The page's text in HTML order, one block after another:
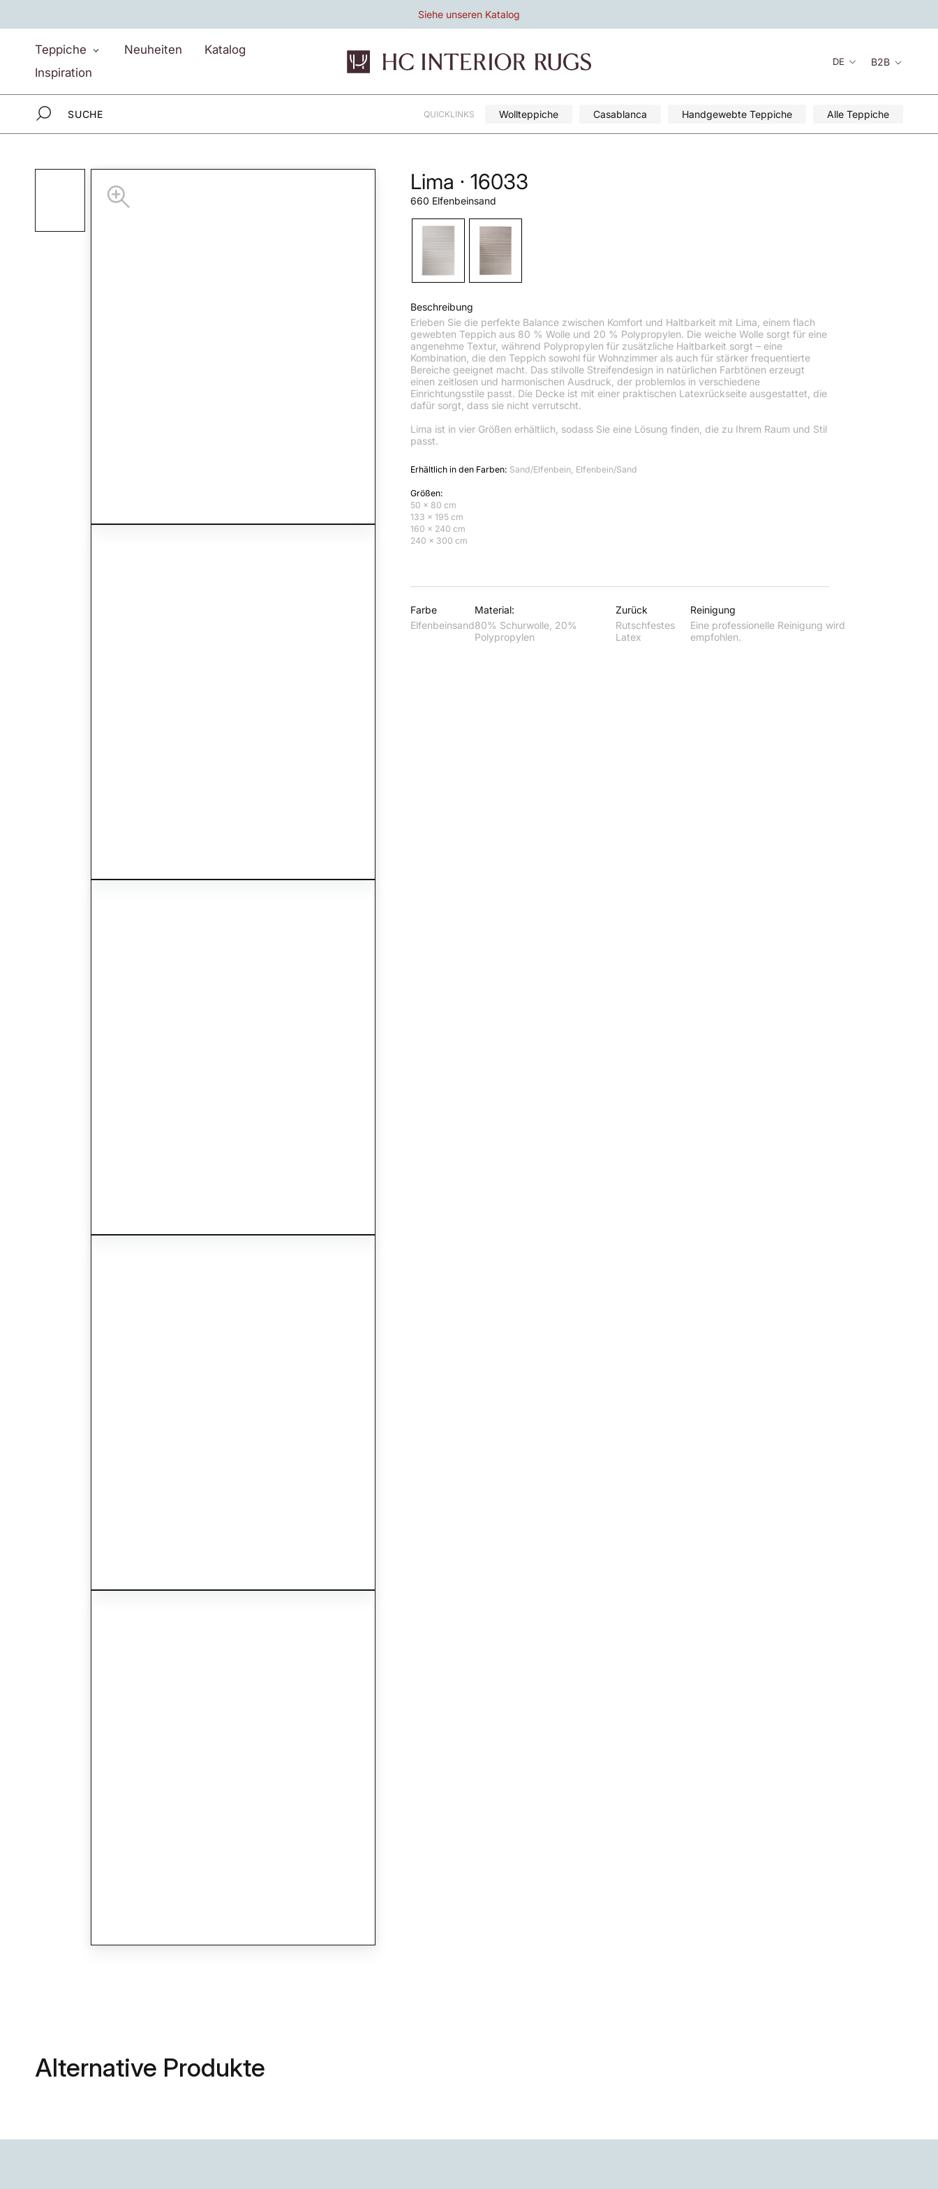
Inhalt
Siehe unseren Katalog
Teppiche Neuheiten Katalog
Inspiration
Sprache
DE B2B
QUICKLINKS Wollteppiche Casablanca Handgewebte Teppiche Alle Teppiche
Lima · 16033
660 Elfenbeinsand
Beschreibung
Erleben Sie die perfekte Balance zwischen Komfort und Haltbarkeit mit Lima, einem flach
gewebten Teppich aus 80 % Wolle und 20 % Polypropylen. Die weiche Wolle sorgt für eine
angenehme Textur, während Polypropylen für zusätzliche Haltbarkeit sorgt – eine
Kombination, die den Teppich sowohl für Wohnzimmer als auch für stärker frequentierte
Bereiche geeignet macht. Das stilvolle Streifendesign in natürlichen Farbtönen erzeugt
einen zeitlosen und harmonischen Ausdruck, der problemlos in verschiedene
Einrichtungsstile passt. Die Decke ist mit einer praktischen Latexrückseite ausgestattet, die
dafür sorgt, dass sie nicht verrutscht.
Lima ist in vier Größen erhältlich, sodass Sie eine Lösung finden, die zu Ihrem Raum und Stil
passt.
Erhältlich in den Farben: Sand/Elfenbein, Elfenbein/Sand
Größen:
50 x 80 cm
133 x 195 cm
160 x 240 cm
240 x 300 cm
Farbe
Elfenbeinsand
Material:
80% Schurwolle, 20%
Polypropylen
Zurück
Rutschfestes
Latex
Reinigung
Eine professionelle Reinigung wird
empfohlen.
Alternative Produkte